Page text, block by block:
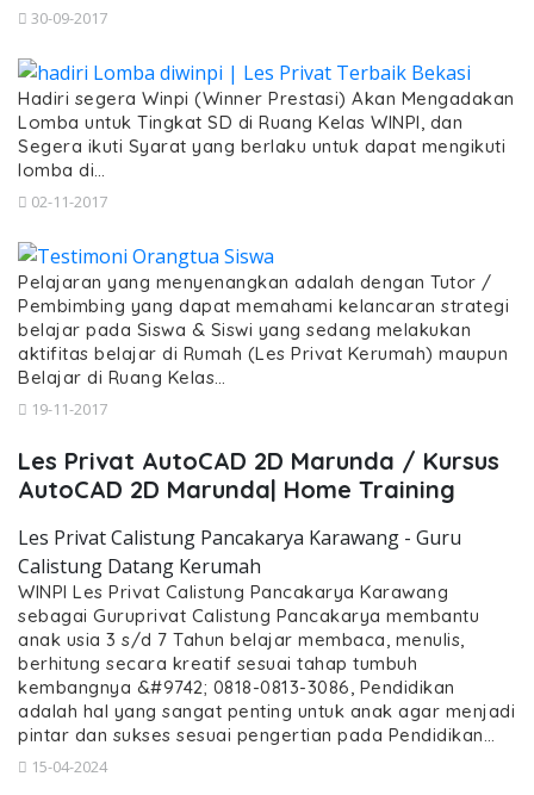
30-09-2017
Hadiri segera Winpi (Winner Prestasi) Akan Mengadakan
Lomba untuk Tingkat SD di Ruang Kelas WINPI, dan
Segera ikuti Syarat yang berlaku untuk dapat mengikuti
lomba di…
02-11-2017
Pelajaran yang menyenangkan adalah dengan Tutor /
Pembimbing yang dapat memahami kelancaran strategi
belajar pada Siswa & Siswi yang sedang melakukan
aktifitas belajar di Rumah (Les Privat Kerumah) maupun
Belajar di Ruang Kelas…
19-11-2017
Les Privat AutoCAD 2D Marunda / Kursus
AutoCAD 2D Marunda| Home Training
Les Privat Calistung Pancakarya Karawang - Guru
Calistung Datang Kerumah
WINPI Les Privat Calistung Pancakarya Karawang
sebagai Guruprivat Calistung Pancakarya membantu
anak usia 3 s/d 7 Tahun belajar membaca, menulis,
berhitung secara kreatif sesuai tahap tumbuh
kembangnya &#9742; 0818-0813-3086, Pendidikan
adalah hal yang sangat penting untuk anak agar menjadi
pintar dan sukses sesuai pengertian pada Pendidikan…
15-04-2024